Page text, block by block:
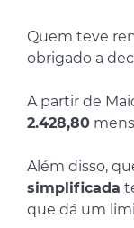
Quem teve
obrigado a
A partir de
2.428,80
Além disso,
simplificada
que dá um